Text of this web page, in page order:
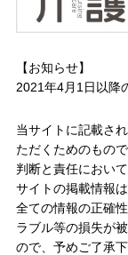
【お知らせ】
2021年4月1日以降
当サイトに記載さ
ただくためのもの
判断と責任におい
サイトの掲載情報
全ての情報の正確
ラブル等の損失が
ので、予めご了承下